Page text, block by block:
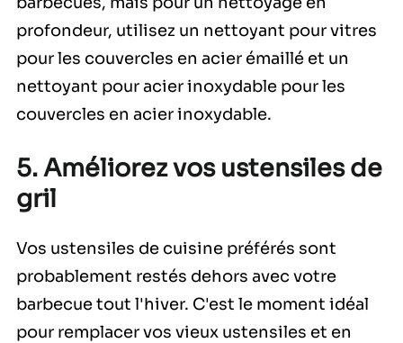
profondeur, utilisez un nettoyant pour vitres
pour les couvercles en acier émaillé et un
nettoyant pour acier inoxydable pour les
couvercles en acier inoxydable.
5. Améliorez vos ustensiles de
gril
Vos ustensiles de cuisine préférés sont
probablement restés dehors avec votre
barbecue tout l'hiver. C'est le moment idéal
pour remplacer vos vieux ustensiles et en